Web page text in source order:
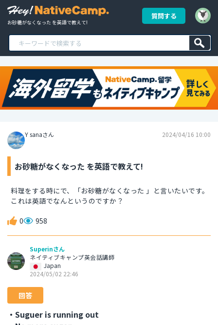
お砂糖がなくなった を英語で教えて!
質問する
Y sanaさん 2024/04/16 10:00
お砂糖がなくなった を英語で教えて!
料理をする時にで、「お砂糖がなくなった 」と言いたいです。
これは英語でなんというのですか？
0 958
Superinさん
ネイティブキャンプ英会話講師
Japan
2024/05/02 22:46
回答
・Suguer is running out